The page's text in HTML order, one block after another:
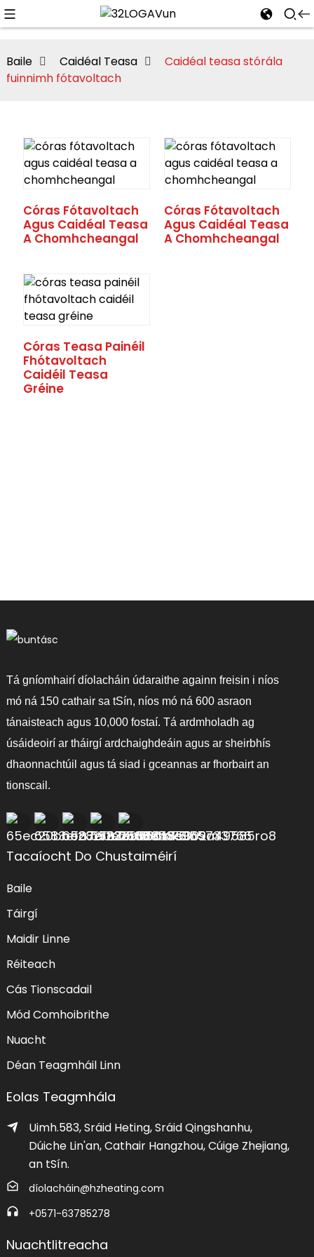
Baile Caidéal Teasa
Caidéal teasa stórála
fuinnimh fótavoltach
Córas Fótavoltach
Agus Caidéal Teasa
A Chomhcheangal
Córas Fótavoltach
Agus Caidéal Teasa
A Chomhcheangal
Córas Teasa Painéil
Fhótavoltach
Caidéil Teasa
Gréine
Tá gníomhairí díolacháin údaraithe againn freisin i níos
mó ná 150 cathair sa tSín, níos mó ná 600 asraon
tánaisteach agus 10,000 fostaí. Tá ardmholadh ag
úsáideoirí ar tháirgí ardchaighdeáin agus ar sheirbhís
dhaonnachtúil agus tá siad i gceannas ar fhorbairt an
tionscail.
Tacaíocht Do Chustaiméirí
Baile
Táirgí
Maidir Linne
Réiteach
Cás Tionscadail
Mód Comhoibrithe
Nuacht
Déan Teagmháil Linn
Eolas Teagmhála
Uimh.583, Sráid Heting, Sráid Qingshanhu,
Dúiche Lin'an, Cathair Hangzhou, Cúige Zhejiang,
an tSín.
díolacháin@hzheating.com
+0571-63785278
Nuachtlitreacha